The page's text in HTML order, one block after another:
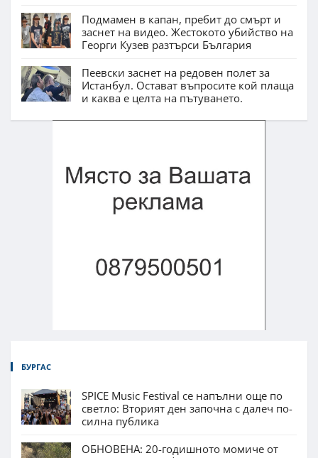
Подмамен в капан, пребит до смърт и
заснет на видео. Жестокото убийство на
Георги Кузев разтърси България
Пеевски заснет на редовен полет за
Истанбул. Остават въпросите кой плаща
и каква е целта на пътуването.
БУРГАС
SPICE Music Festival се напълни още по
светло: Вторият ден започна с далеч по-
силна публика
ОБНОВЕНА: 20-годишното момиче от